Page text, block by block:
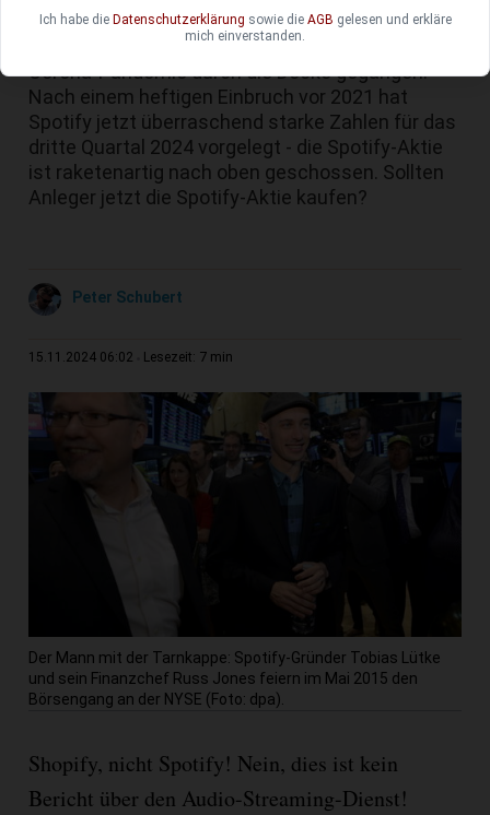
Unternehmen hat sich auf Software für den
Online-Handel spezialisiert und ist während der
Corona-Pandemie durch die Decke gegangen.
Nach einem heftigen Einbruch vor 2021 hat
Spotify jetzt überraschend starke Zahlen für das
dritte Quartal 2024 vorgelegt - die Spotify-Aktie
ist raketenartig nach oben geschossen. Sollten
Anleger jetzt die Spotify-Aktie kaufen?
Peter Schubert
15.11.2024 06:02 Lesezeit: 7 min
Der Mann mit der Tarnkappe: Spotify-Gründer Tobias Lütke
und sein Finanzchef Russ Jones feiern im Mai 2015 den
Börsengang an der NYSE (Foto: dpa).
Shopify, nicht Spotify! Nein, dies ist kein
Bericht über den Audio-Streaming-Dienst!
Ich habe die Datenschutzerklärung sowie die AGB gelesen und erkläre
mich einverstanden.